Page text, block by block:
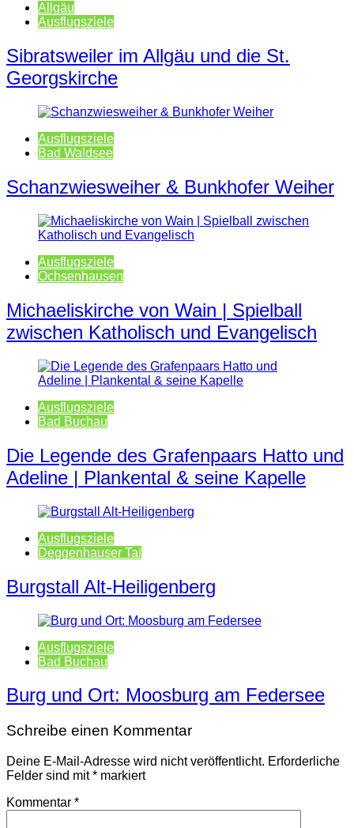
Allgäu
Ausflugsziele
Sibratsweiler im Allgäu und die St.
Georgskirche
Ausflugsziele
Bad Waldsee
Schanzwiesweiher & Bunkhofer Weiher
Ausflugsziele
Ochsenhausen
Michaeliskirche von Wain | Spielball
zwischen Katholisch und Evangelisch
Ausflugsziele
Bad Buchau
Die Legende des Grafenpaars Hatto und
Adeline | Plankental & seine Kapelle
Ausflugsziele
Deggenhauser Tal
Burgstall Alt-Heiligenberg
Ausflugsziele
Bad Buchau
Burg und Ort: Moosburg am Federsee
Schreibe einen Kommentar
Deine E-Mail-Adresse wird nicht veröffentlicht. Erforderliche
Felder sind mit* markiert
Kommentar *